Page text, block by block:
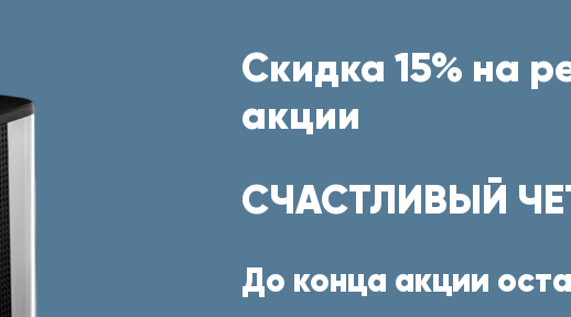
Скидка 15% на
акции
СЧАСТЛИВЫЙ
До конца акции